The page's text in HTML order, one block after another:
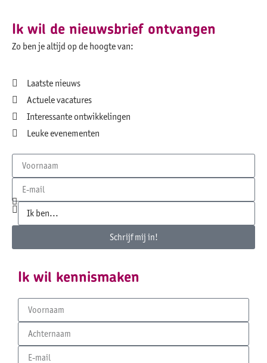
Ik wil de nieuwsbrief ontvangen
Zo ben je altijd op de hoogte van:
Laatste nieuws
Actuele vacatures
Interessante ontwikkelingen
Leuke evenementen
Schrijf mij in!
Ik wil kennismaken